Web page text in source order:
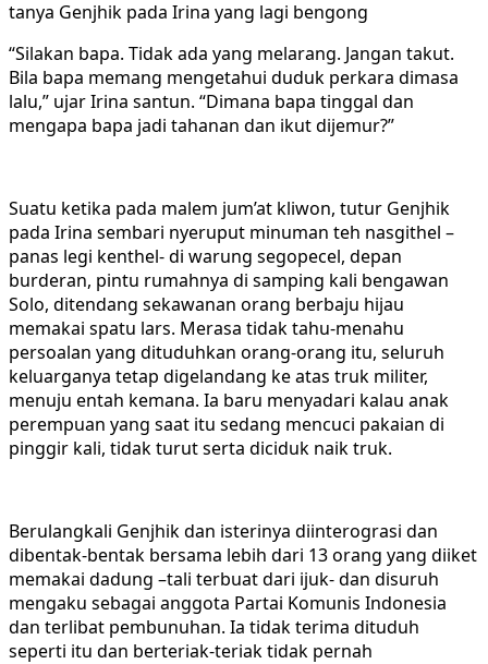
tanya Genjhik pada Irina yang lagi bengong
“Silakan bapa. Tidak ada yang melarang. Jangan takut.
Bila bapa memang mengetahui duduk perkara dimasa
lalu,” ujar Irina santun. “Dimana bapa tinggal dan
mengapa bapa jadi tahanan dan ikut dijemur?”
Suatu ketika pada malem jum’at kliwon, tutur Genjhik
pada Irina sembari nyeruput minuman teh nasgithel –
panas legi kenthel- di warung segopecel, depan
burderan, pintu rumahnya di samping kali bengawan
Solo, ditendang sekawanan orang berbaju hijau
memakai spatu lars. Merasa tidak tahu-menahu
persoalan yang dituduhkan orang-orang itu, seluruh
keluarganya tetap digelandang ke atas truk militer,
menuju entah kemana. Ia baru menyadari kalau anak
perempuan yang saat itu sedang mencuci pakaian di
pinggir kali, tidak turut serta diciduk naik truk.
Berulangkali Genjhik dan isterinya diinterograsi dan
dibentak-bentak bersama lebih dari 13 orang yang diiket
memakai dadung –tali terbuat dari ijuk- dan disuruh
mengaku sebagai anggota Partai Komunis Indonesia
dan terlibat pembunuhan. Ia tidak terima dituduh
seperti itu dan berteriak-teriak tidak pernah